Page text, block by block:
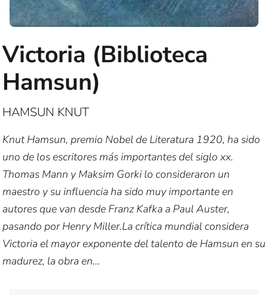
Victoria (Biblioteca
Hamsun)
HAMSUN KNUT
Knut Hamsun, premio Nobel de Literatura 1920, ha sido
uno de los escritores más importantes del siglo xx.
Thomas Mann y Maksim Gorki lo consideraron un
maestro y su influencia ha sido muy importante en
autores que van desde Franz Kafka a Paul Auster,
pasando por Henry Miller.La crítica mundial considera
Victoria el mayor exponente del talento de Hamsun en su
madurez, la obra en...